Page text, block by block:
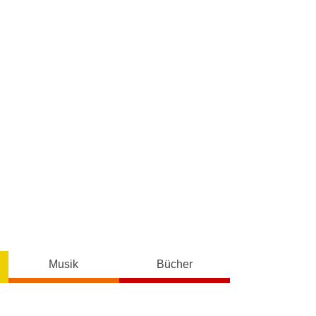
Musik Bücher